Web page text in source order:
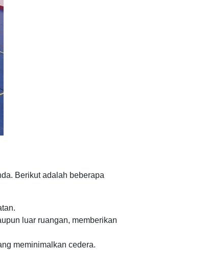
Berikut adalah beberapa
luar ruangan, memberikan
meminimalkan cedera.